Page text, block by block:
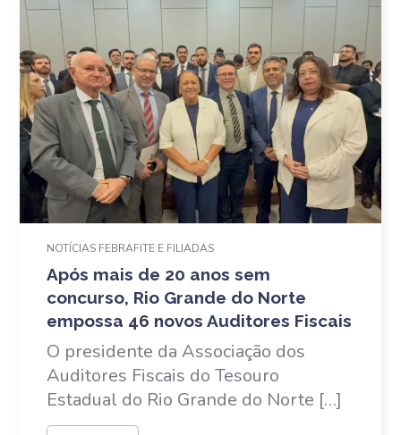
NOTÍCIAS FEBRAFITE E FILIADAS
Após mais de 20 anos sem
concurso, Rio Grande do Norte
empossa 46 novos Auditores Fiscais
O presidente da Associação dos
Auditores Fiscais do Tesouro
Estadual do Rio Grande do Norte […]